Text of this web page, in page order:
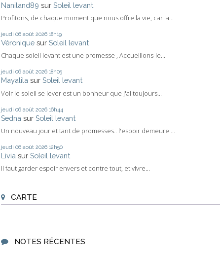
Naniland89 sur Soleil levant
Profitons, de chaque moment que nous offre la vie, car la...
jeudi 06 août 2026 18h19
Véronique sur Soleil levant
Chaque soleil levant est une promesse , Accueillons-le...
jeudi 06 août 2026 18h05
Mayalila sur Soleil levant
Voir le soleil se lever est un bonheur que j'ai toujours...
jeudi 06 août 2026 16h44
Sedna sur Soleil levant
Un nouveau jour et tant de promesses.. l'espoir demeure ...
jeudi 06 août 2026 12h50
Livia sur Soleil levant
Il faut garder espoir envers et contre tout, et vivre...
CARTE
NOTES RÉCENTES